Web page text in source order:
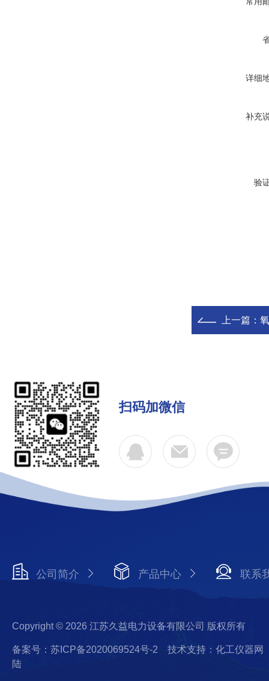
详细
补充
验
上一篇：
扫码加微信
公司简介 产品中心 联系
Copyright © 2026 江苏久益电力设备有限公司 版权所有
备案号：苏ICP备2020069524号-2
技术支持：化工仪器网
陆